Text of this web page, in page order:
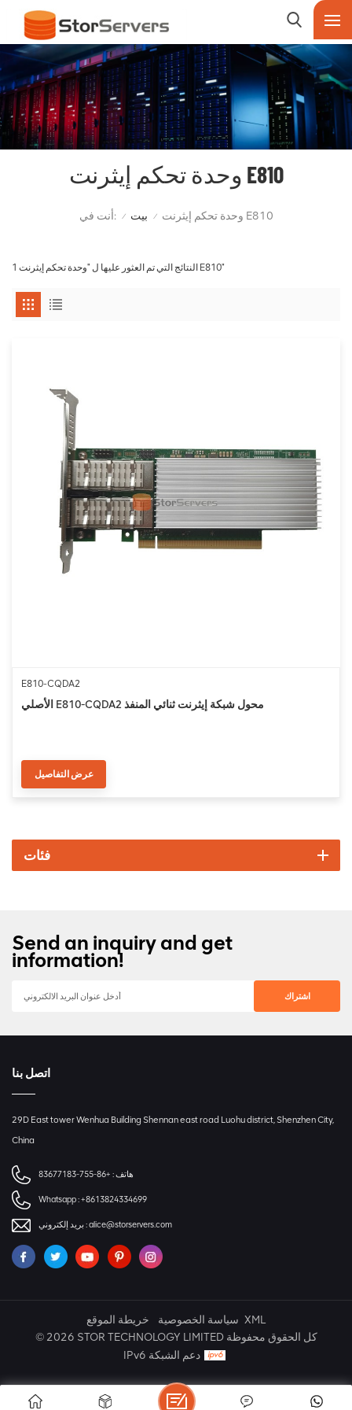
وحدة تحكم إيثرنت E810
أنت في: / بيت / وحدة تحكم إيثرنت E810
1 النتائج التي تم العثور عليها ل "وحدة تحكم إيثرنت E810"
E810-CQDA2
الأصلي E810-CQDA2 محول شبكة إيثرنت ثنائي المنفذ
عرض التفاصيل
فئات
Send an inquiry and get
information!
اتصل بنا
29D East tower Wenhua Building Shennan east road Luohu district, Shenzhen City,
China
هاتف : +86-755-83677183
Whatsapp :+8613824334699
بريد إلكتروني :alice@storservers.com
خريطة الموقع سياسة الخصوصية XML
© 2026 STOR TECHNOLOGY LIMITED كل الحقوق محفوظة
IPv6 دعم الشبكة